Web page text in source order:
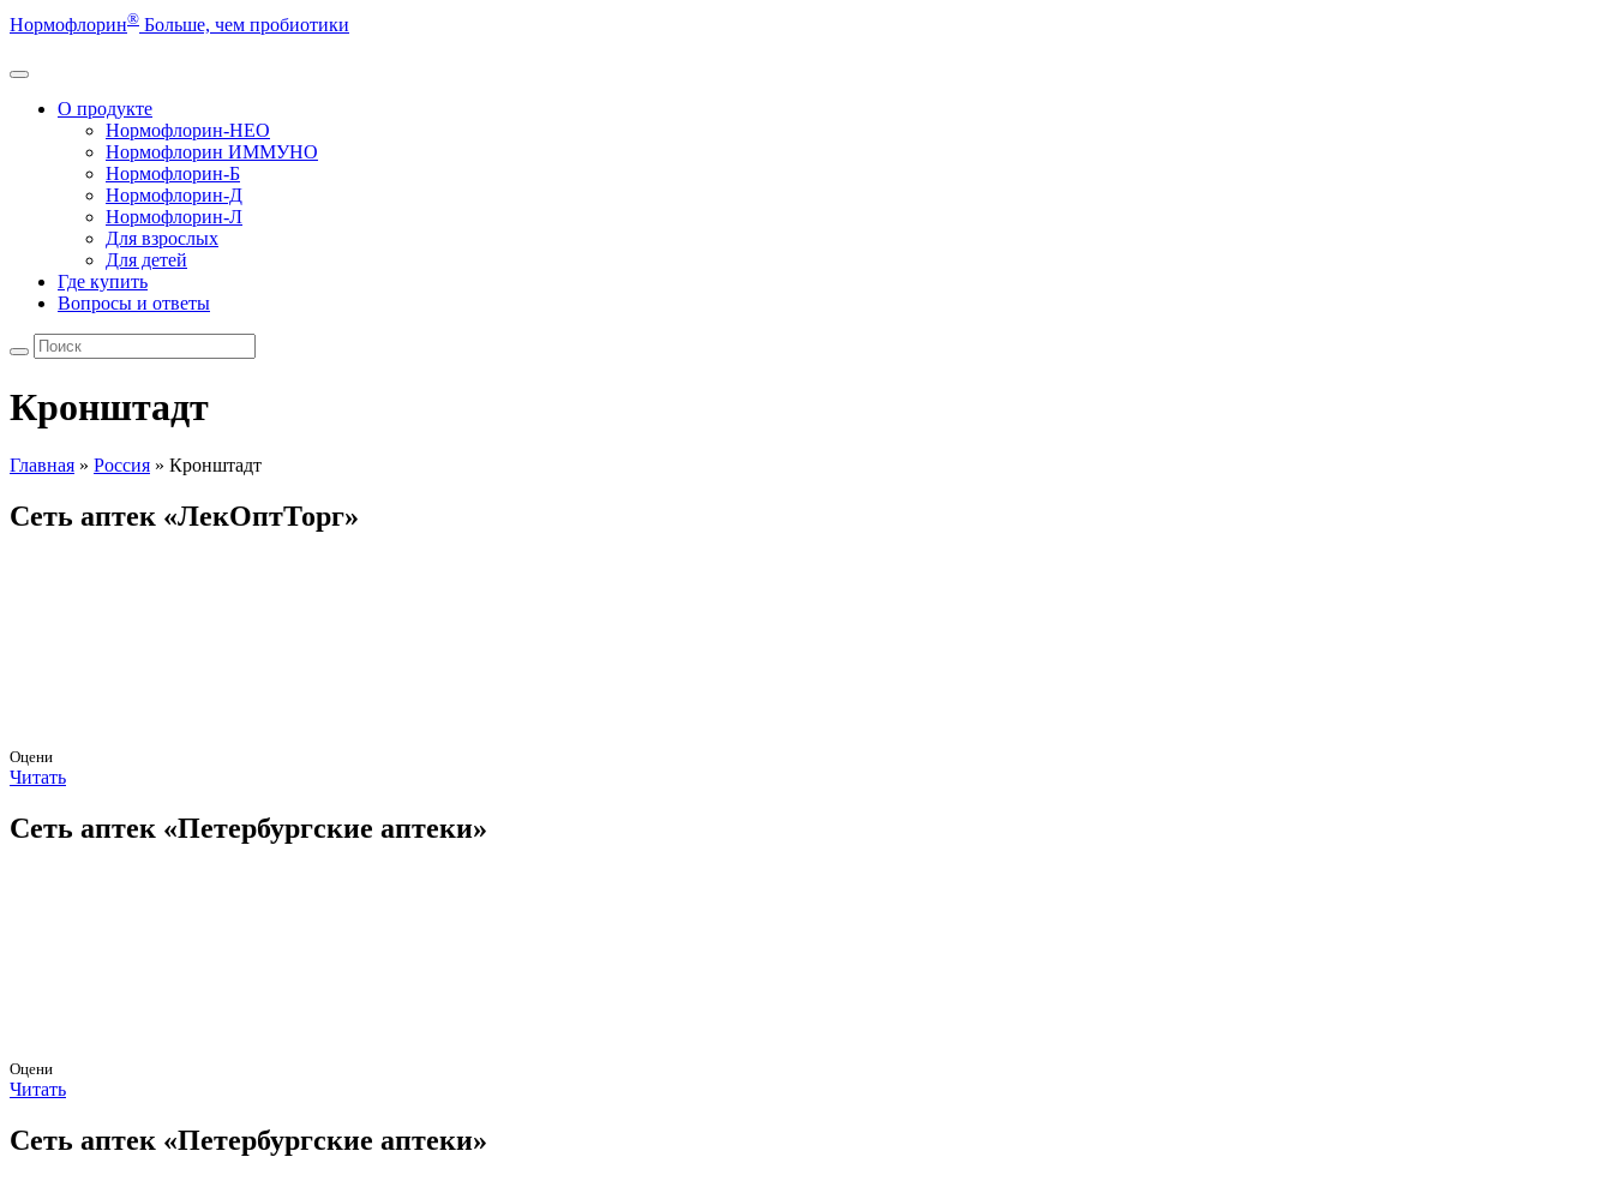
Нормофлорин® Больше, чем пробиотики
О продукте
Нормофлорин-НЕО
Нормофлорин ИММУНО
Нормофлорин-Б
Нормофлорин-Д
Нормофлорин-Л
Для взрослых
Для детей
Где купить
Вопросы и ответы
Кронштадт
Главная » Россия » Кронштадт
Сеть аптек «ЛекОптТорг»
Оцени
Читать
Сеть аптек «Петербургские аптеки»
Оцени
Читать
Сеть аптек «Петербургские аптеки»